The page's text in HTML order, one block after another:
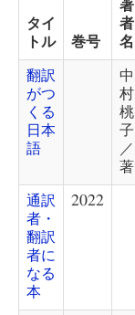
タイ
トル
巻号
著
者
名
翻訳
がつ
くる
日本
語
中
村
桃
子
／
著
通訳
者・
翻訳
者に
なる
本
2022